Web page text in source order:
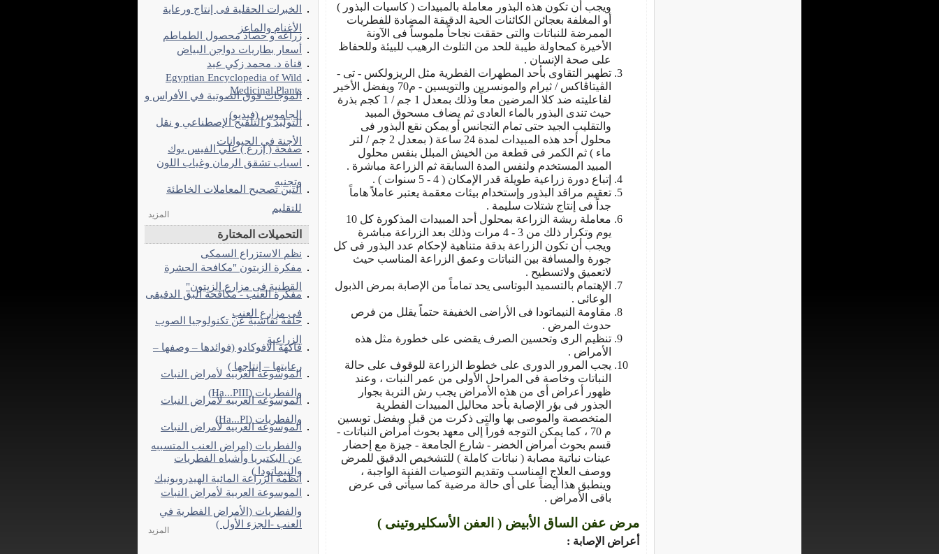
ويجب أن تكون هذه البذور معاملة بالمبيدات ( كاسيات البذور )
أو المغلفة بعجائن الكائنات الحية الدقيقة المضادة للفطريات
الممرضة للنباتات والتى حققت نجاحاً ملموساً فى الآونة
الأخيرة كمحاولة طيبة للحد من التلوث الرهيب للبيئة وللحفاظ
على صحة الإنسان .
تطهير التقاوى بأحد المطهرات الفطرية مثل الريزولكس - تى -
الڤيتاڤاكس / ثيرام والمونسرين والتويسين - م70 ويفضل الأخير
لفاعليته ضد كلا المرضين معاً وذلك بمعدل 1 جم / 1 كجم بذرة
حيث تندى البذور بالماء العادى ثم يضاف مسحوق المبيد
والتقليب الجيد حتى تمام التجانس أو يمكن نقع البذور فى
محلول أحد هذه المبيدات لمدة 24 ساعة ( بمعدل 2 جم / لتر
ماء ) ثم الكمر فى قطعة من الخيش المبلل بنفس محلول
المبيد المستخدم ولنفس المدة السابقة ثم الزراعة مباشرة .
إتباع دورة زراعية طويلة قدر الإمكان ( 4 - 5 سنوات ) .
تعقيم مراقد البذور وإستخدام بيئات معقمة يعتبر عاملاً هاماً
جداً فى إنتاج شتلات سليمة .
معاملة ريشة الزراعة بمحلول أحد المبيدات المذكورة كل 10
يوم وتكرار ذلك من 3 - 4 مرات وذلك بعد الزراعة مباشرة
ويجب أن تكون الزراعة بدقة متناهية لإحكام عدد البذور فى كل
جورة والمسافة بين النباتات وعمق الزراعة المناسب حيث
لاتعميق ولاتسطيح .
الإهتمام بالتسميد البوتاسى يحد تماماً من الإصابة بمرض الذبول
الوعائى .
مقاومة النيماتودا فى الأراضى الخفيفة حتماً يقلل من فرص
حدوث المرض .
تنظيم الرى وتحسين الصرف يقضى على خطورة مثل هذه
الأمراض .
يجب المرور الدورى على خطوط الزراعة للوقوف على حالة
النباتات وخاصة فى المراحل الأولى من عمر النبات ، وعند
ظهور أعراض أى من هذه الأمراض يجب رش التربة بجوار
الجذور فى بؤر الإصابة بأحد محاليل المبيدات الفطرية
المتخصصة والموصى بها والتى ذكرت من قبل ويفضل توبسين
م 70 ، كما يمكن التوجه فوراً إلى معهد بحوث أمراض النباتات -
قسم بحوث أمراض الخضر - شارع الجامعة - جيزة مع إحضار
عينات نباتية مصابة ( نباتات كاملة ) للتشخيص الدقيق للمرض
ووصف العلاج المناسب وتقديم التوصيات الفنية الواجبة ،
وينطبق هذا أيضاً على أى حالة مرضية كما سيأتى فى عرض
باقى الأمراض .
مرض عفن الساق الأبيض ( العفن الأسكليروتينى )
أعراض الإصابة :
الخبرات الحقلية فى إنتاج ورعاية
الأغنام والماعز
زراعه و حصاد محصول الطماطم
أسعار بطاريات دواجن البياض
قناة د. محمد زكي عيد
Egyptian Encyclopedia of Wild
الموجات فوق الصوتية في الأفراس و
الجاموس (فيديو)
التوليد و التلقيح الإصطناعي و نقل
الأجنة في الحيوانات
صفحة ( إزرع ) علي الفيس بوك
اسباب تشقق الرمان وغياب اللون
التين تصحيح المعاملات الخاطئة
للتقليم
المزيد
التحميلات المختارة
نظم الاستزراع السمكى
مفكرة الزيتون "مكافحة الحشرة
القطنية فى مزارع الزيتون"
مفكرة العنب - مكافحة البق الدقيقى
فى مزارع العنب
حلقة نقاشية عن تكنولوجيا الصوب
الزراعية
فاكهة الافوكادو (فوائدها – وصفها –
رعايتها – إنتاجها )
الموسوعه العربيه لأمراض النبات
والفطريات (Ha...PIII)
الموسوعه العربيه لأمراض النبات
والفطريات (Ha...PI)
الموسوعه العربيه لأمراض النبات
والفطريات (امراض العنب المتسببه
عن البكتيريا وأشباه الفطريات
والنيماتودا )
أنظمة الزراعة المائية الهيدروبونيك
الموسوعة العربية لأمراض النبات
والفطريات (الأمراض الفطرية في
العنب -الجزء الأول )
المزيد